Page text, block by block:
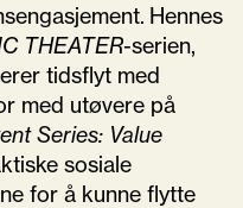
Hennes
THEATER-serien,
tidsflyt med
med utøvere på
Series: Value
sosiale
for å kunne flytte